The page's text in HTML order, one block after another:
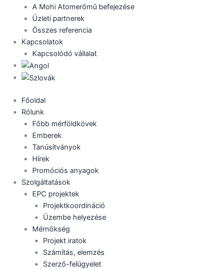
A Mohi Atomerőmű befejezése
Üzleti partnerek
Összes referencia
Kapcsolatok
Kapcsolódó vállalat
Főoldal
Rólunk
Főbb mérföldkövek
Emberek
Tanúsítványok
Hírek
Promóciós anyagok
Szolgáltatások
EPC projektek
Projektkoordináció
Üzembe helyezése
Mérnökség
Projekt iratok
Számítás, elemzés
Szerző-felügyelet